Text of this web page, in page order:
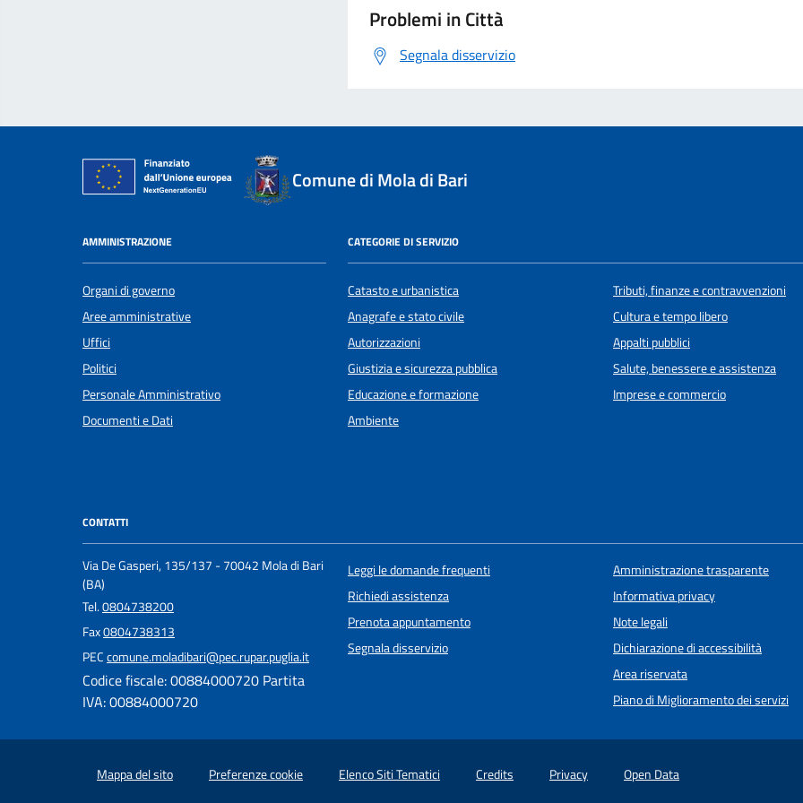
Problemi in Città
Segnala disservizio
Comune di Mola di Bari
AMMINISTRAZIONE
Organi di governo
Aree amministrative
Uffici
Politici
Personale Amministrativo
Documenti e Dati
CATEGORIE DI SERVIZIO
Catasto e urbanistica
Anagrafe e stato civile
Autorizzazioni
Giustizia e sicurezza pubblica
Educazione e formazione
Ambiente
Tributi, finanze e contravvenzioni
Cultura e tempo libero
Appalti pubblici
Salute, benessere e assistenza
Imprese e commercio
CONTATTI
Via De Gasperi, 135/137 - 70042 Mola di Bari
(BA)
Tel.0804738200
Fax0804738313
PECcomune.moladibari@pec.rupar.puglia.it
Codice fiscale: 00884000720 Partita
IVA: 00884000720
Leggi le domande frequenti
Richiedi assistenza
Prenota appuntamento
Segnala disservizio
Amministrazione trasparente
Informativa privacy
Note legali
Dichiarazione di accessibilità
Area riservata
Piano di Miglioramento dei servizi
Mappa del sito Preferenze cookie Elenco Siti Tematici Credits Privacy Open Data